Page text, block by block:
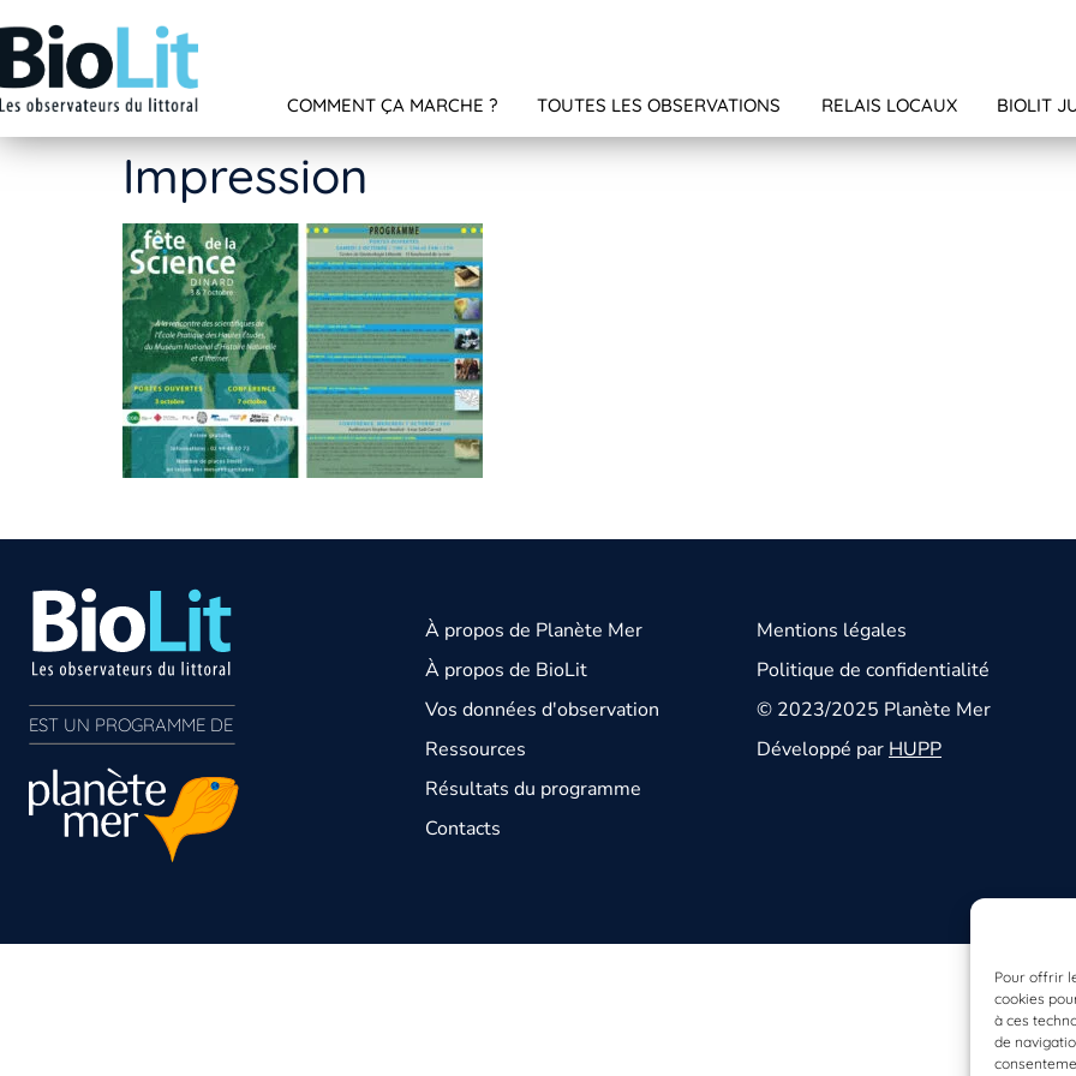
Pour offrir
cookies
à ces
de
COMMENT ÇA MARCHE ? TOUTES LES OBSERVATIONS RELAIS LOCAUX BIOLIT
Impression
EST UN PROGRAMME DE
À propos de Planète Mer
À propos de BioLit
Vos données d'observation
Ressources
Résultats du programme
Contacts
Mentions légales
Politique de confidentialité
© 2023/2025 Planète Mer
Développé par HUPP